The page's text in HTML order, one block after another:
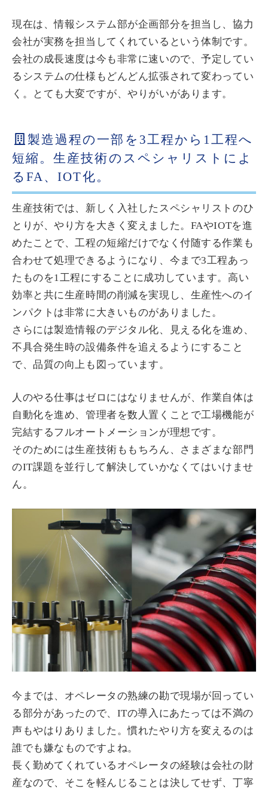
現在は、情報システム部が企画部分を担当し、協力
会社が実務を担当してくれているという体制です。
会社の成長速度は今も非常に速いので、予定してい
るシステムの仕様もどんどん拡張されて変わってい
く。とても大変ですが、やりがいがあります。
製造過程の一部を3工程から1工程へ
短縮。生産技術のスペシャリストによ
るFA、IOT化。
生産技術では、新しく入社したスペシャリストのひ
とりが、やり方を大きく変えました。FAやIOTを進
めたことで、工程の短縮だけでなく付随する作業も
合わせて処理できるようになり、今まで3工程あっ
たものを1工程にすることに成功しています。高い
効率と共に生産時間の削減を実現し、生産性へのイ
ンパクトは非常に大きいものがありました。
さらには製造情報のデジタル化、見える化を進め、
不具合発生時の設備条件を追えるようにすること
で、品質の向上も図っています。
人のやる仕事はゼロにはなりませんが、作業自体は
自動化を進め、管理者を数人置くことで工場機能が
完結するフルオートメーションが理想です。
そのためには生産技術ももちろん、さまざまな部門
のIT課題を並行して解決していかなくてはいけませ
ん。
今までは、オペレータの熟練の勘で現場が回ってい
る部分があったので、ITの導入にあたっては不満の
声もやはりありました。慣れたやり方を変えるのは
誰でも嫌なものですよね。
長く勤めてくれているオペレータの経験は会社の財
産なので、そこを軽んじることは決してせず、丁寧